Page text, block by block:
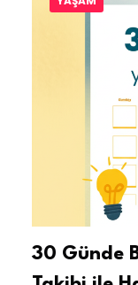
30 Günde